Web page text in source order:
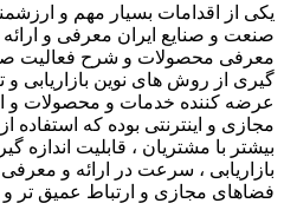
یکی از اقدامات بسیار مهم و
صنعت و صنایع ایران معرفی و
معرفی محصولات و شرح فعالیت
گیری از روش های نوین بازاریابی و
عرضه کننده خدمات و محصولات و
مجازی و اینترنتی بوده که استفاده
بیشتر با مشتریان ، قابلیت اندازه
بازاریابی ، سرعت در ارائه و
فضاهای مجازی و ارتباط عمیق تر و